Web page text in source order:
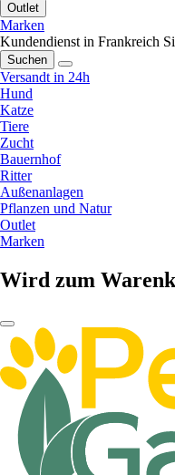
Outlet
Marken
Kundendienst in Frankreich
Suchen
Versandt in 24h
Hund
Katze
Tiere
Zucht
Bauernhof
Ritter
Außenanlagen
Pflanzen und Natur
Outlet
Marken
Wird zum